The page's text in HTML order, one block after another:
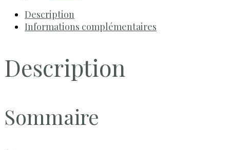
Description
Informations complémentaires
Description
Sommaire